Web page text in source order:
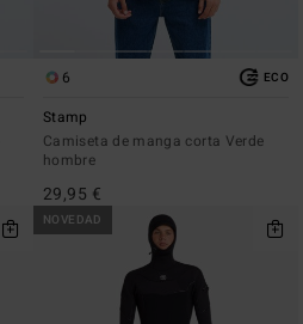
6 ECO
Stamp
Camiseta de manga corta Verde
hombre
29,95 €
NOVEDAD